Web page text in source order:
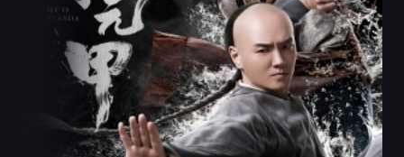
Phim
Chiếu